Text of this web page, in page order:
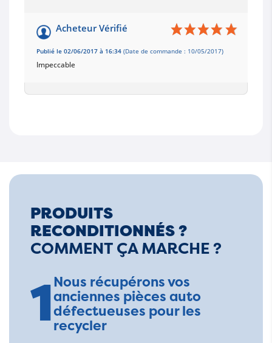
Acheteur Vérifié
Publié le 02/06/2017 à 16:34 (Date de commande : 10/05/2017)
Impeccable
PRODUITS
RECONDITIONNÉS ?
COMMENT ÇA MARCHE ?
1Nous récupérons vos
anciennes pièces auto
défectueuses pour les
recycler